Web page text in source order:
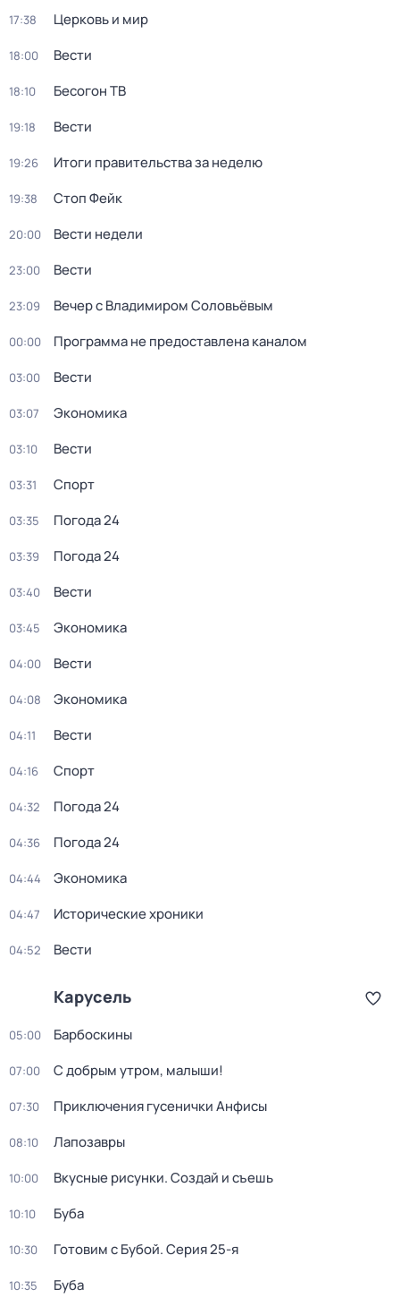
17:38 Церковь и мир
18:00 Вести
18:10 Бесогон ТВ
19:18 Вести
19:26 Итоги правительства за неделю
19:38 Стоп Фейк
20:00 Вести недели
23:00 Вести
23:09 Вечер с Владимиром Соловьёвым
00:00 Программа не предоставлена каналом
03:00 Вести
03:07 Экономика
03:10 Вести
03:31 Спорт
03:35 Погода 24
03:39 Погода 24
03:40 Вести
03:45 Экономика
04:00 Вести
04:08 Экономика
04:11 Вести
04:16 Спорт
04:32 Погода 24
04:36 Погода 24
04:44 Экономика
04:47 Исторические хроники
04:52 Вести
Карусель
05:00 Барбоскины
07:00 С добрым утром, малыши!
07:30 Приключения гусенички Анфисы
08:10 Лапозавры
10:00 Вкусные рисунки. Создай и съешь
10:10 Буба
10:30 Готовим с Бубой. Серия 25-я
10:35 Буба